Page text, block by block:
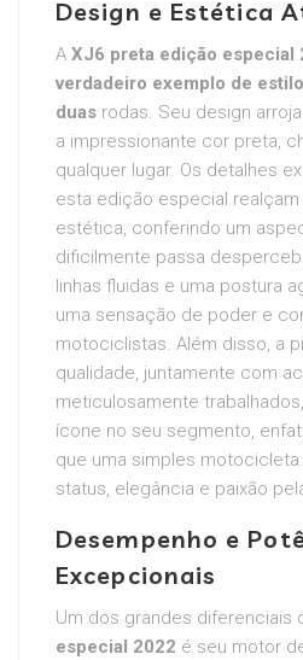
Design e Estética
A XJ6 preta edição especial
verdadeiro exemplo de
duas rodas. Seu design
a impressionante cor preta,
qualquer lugar. Os detalhes
esta edição especial realçam
estética, conferindo um
dificilmente passa
linhas fluidas e uma postura
uma sensação de poder e
motociclistas. Além disso, a
qualidade, juntamente com
meticulosamente
ícone no seu segmento,
que uma simples
status, elegância e paixão
Desempenho e
Excepcionais
Um dos grandes diferenciais
especial 2022 é seu motor